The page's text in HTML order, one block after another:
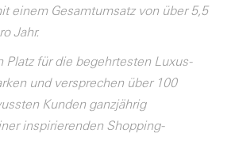
einem Gesamtumsatz von über 5,5
Jahr.
Platz für die begehrtesten Luxus-
und versprechen über 100
Kunden ganzjährig
inspirierenden Shopping-